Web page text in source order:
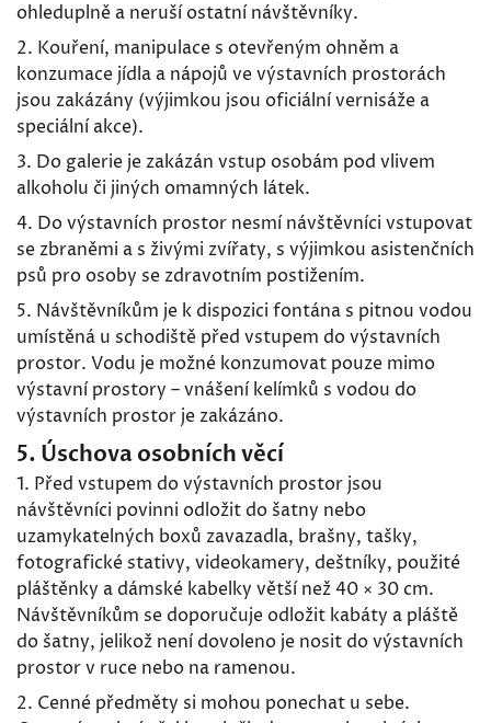
ohleduplně a neruší ostatní návštěvníky.
2. Kouření, manipulace s otevřeným ohněm a
konzumace jídla a nápojů ve výstavních prostorách
jsou zakázány (výjimkou jsou oficiální vernisáže a
speciální akce).
3. Do galerie je zakázán vstup osobám pod vlivem
alkoholu či jiných omamných látek.
4. Do výstavních prostor nesmí návštěvníci vstupovat
se zbraněmi a s živými zvířaty, s výjimkou asistenčních
psů pro osoby se zdravotním postižením.
5. Návštěvníkům je k dispozici fontána s pitnou vodou
umístěná u schodiště před vstupem do výstavních
prostor. Vodu je možné konzumovat pouze mimo
výstavní prostory – vnášení kelímků s vodou do
výstavních prostor je zakázáno.
5. Úschova osobních věcí
1. Před vstupem do výstavních prostor jsou
návštěvníci povinni odložit do šatny nebo
uzamykatelných boxů zavazadla, brašny, tašky,
fotografické stativy, videokamery, deštníky, použité
pláštěnky a dámské kabelky větší než 40 × 30 cm.
Návštěvníkům se doporučuje odložit kabáty a pláště
do šatny, jelikož není dovoleno je nosit do výstavních
prostor v ruce nebo na ramenou.
2. Cenné předměty si mohou ponechat u sebe.